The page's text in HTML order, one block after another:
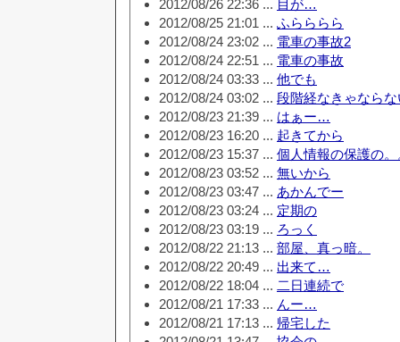
2012/08/26 22:36 ... 目が…
2012/08/25 21:01 ... ふらららら
2012/08/24 23:02 ... 電車の事故2
2012/08/24 22:51 ... 電車の事故
2012/08/24 03:33 ... 他でも
2012/08/24 03:02 ... 段階経なきゃなら
2012/08/23 21:39 ... はぁー…
2012/08/23 16:20 ... 起きてから
2012/08/23 15:37 ... 個人情報の保護の
2012/08/23 03:52 ... 無いから
2012/08/23 03:47 ... あかんでー
2012/08/23 03:24 ... 定期の
2012/08/23 03:19 ... ろっく
2012/08/22 21:13 ... 部屋、真っ暗。
2012/08/22 20:49 ... 出来て…
2012/08/22 18:04 ... 二日連続で
2012/08/21 17:33 ... んー…
2012/08/21 17:13 ... 帰宅した